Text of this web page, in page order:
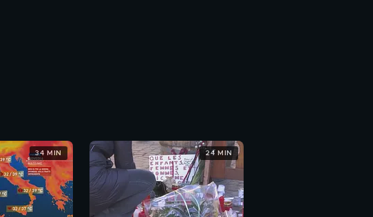
34 MIN 24 MIN